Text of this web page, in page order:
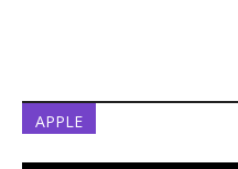
APPLE